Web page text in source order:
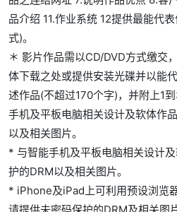
品介绍 11.作业系统 12提供最能代
式)。
＊ 影片作品需以CD/DVD方式缴交
体下载之处或提供安装光碟并以能
述作品(不超过170个字)，并附上1
手机及平板电脑相关设计及软体作
以及相关图片。
* 与智能手机及平板电脑相关设计
护的DRM以及相关图片。
* iPhone及iPad上可利用预设浏览